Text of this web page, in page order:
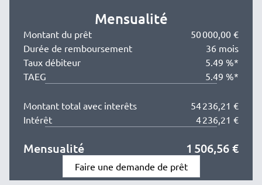
Mensualité
Montant du prêt
50 000,00 €
Durée de remboursement
36 mois
Taux débiteur
5.49 %*
TAEG
5.49 %*
Montant total avec interêts
54 236,21 €
Intérêt
4 236,21 €
Mensualité 1 506,56 €
Faire une demande de prêt